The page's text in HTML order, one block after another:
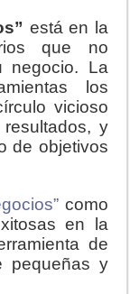
está en la
que no
negocio. La
los
vicioso
y
de objetivos
como
en la
de
pequeñas y